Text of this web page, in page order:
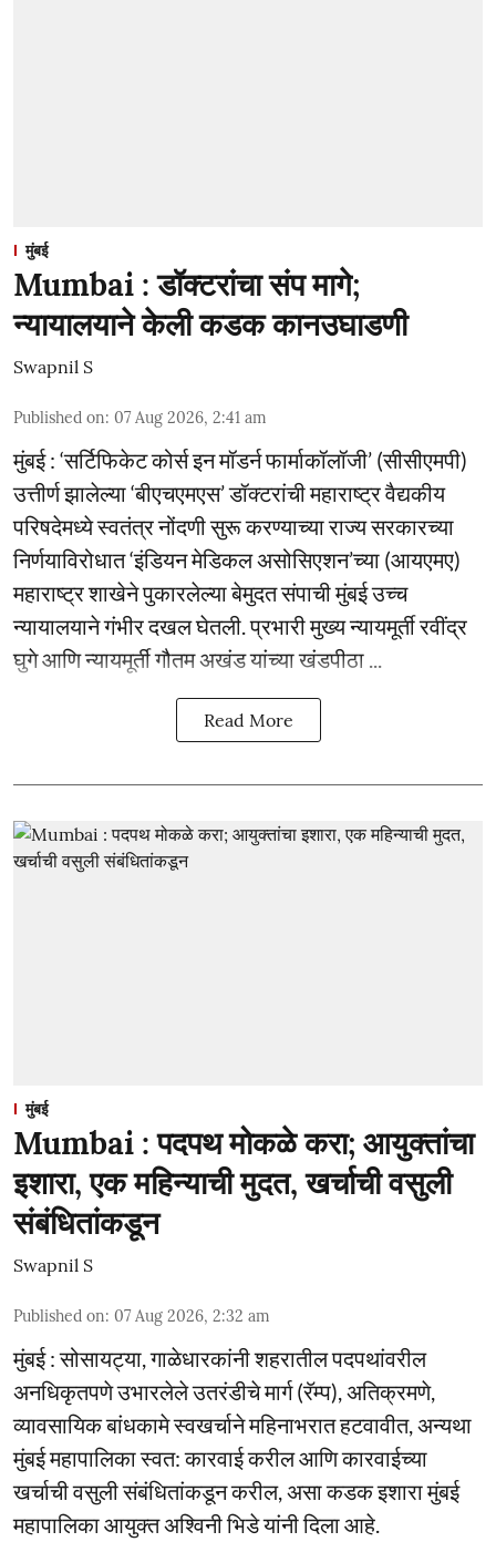
मुंबई
Mumbai : डॉक्टरांचा संप मागे;
न्यायालयाने केली कडक कानउघाडणी
Swapnil S
Published on: 07 Aug 2026, 2:41 am
मुंबई : ‘सर्टिफिकेट कोर्स इन मॉडर्न फार्माकॉलॉजी’ (सीसीएमपी)
उत्तीर्ण झालेल्या ‘बीएचएमएस’ डॉक्टरांची महाराष्ट्र वैद्यकीय
परिषदेमध्ये स्वतंत्र नोंदणी सुरू करण्याच्या राज्य सरकारच्या
निर्णयाविरोधात ‘इंडियन मेडिकल असोसिएशन’च्या (आयएमए)
महाराष्ट्र शाखेने पुकारलेल्या बेमुदत संपाची मुंबई उच्च
न्यायालयाने गंभीर दखल घेतली. प्रभारी मुख्य न्यायमूर्ती रवींद्र
घुगे आणि न्यायमूर्ती गौतम अखंड यांच्या खंडपीठा ...
Read More
मुंबई
Mumbai : पदपथ मोकळे करा; आयुक्तांचा
इशारा, एक महिन्याची मुदत, खर्चाची वसुली
संबंधितांकडून
Swapnil S
Published on: 07 Aug 2026, 2:32 am
मुंबई : सोसायट्या, गाळेधारकांनी शहरातील पदपथांवरील
अनधिकृतपणे उभारलेले उतरंडीचे मार्ग (रॅम्प), अतिक्रमणे,
व्यावसायिक बांधकामे स्वखर्चाने महिनाभरात हटवावीत, अन्यथा
मुंबई महापालिका स्वत: कारवाई करील आणि कारवाईच्या
खर्चाची वसुली संबंधितांकडून करील, असा कडक इशारा मुंबई
महापालिका आयुक्त अश्विनी भिडे यांनी दिला आहे.